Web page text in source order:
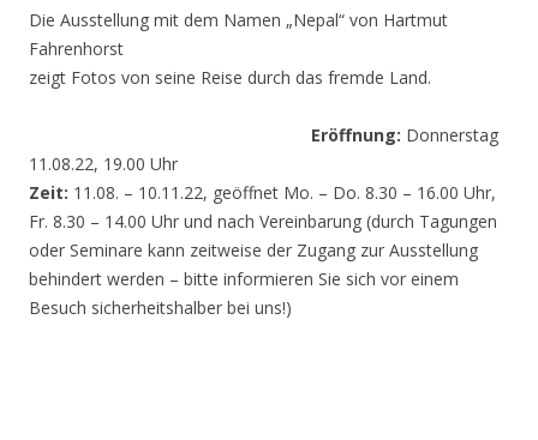
Die Ausstellung mit dem Namen „Nepal“ von Hartmut
Fahrenhorst
zeigt Fotos von seine Reise durch das fremde Land.
Eröffnung: Donnerstag
11.08.22, 19.00 Uhr
Zeit: 11.08. – 10.11.22, geöffnet Mo. – Do. 8.30 – 16.00 Uhr,
Fr. 8.30 – 14.00 Uhr und nach Vereinbarung (durch Tagungen
oder Seminare kann zeitweise der Zugang zur Ausstellung
behindert werden – bitte informieren Sie sich vor einem
Besuch sicherheitshalber bei uns!)